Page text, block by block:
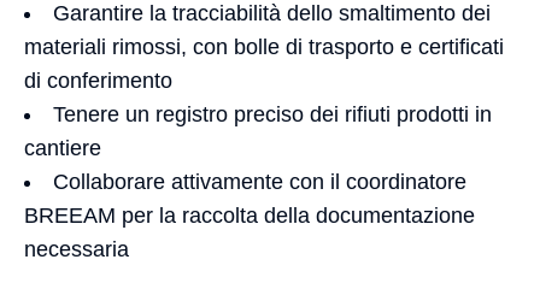
Garantire la tracciabilità dello smaltimento dei
materiali rimossi, con bolle di trasporto e certificati
di conferimento
Tenere un registro preciso dei rifiuti prodotti in
cantiere
Collaborare attivamente con il coordinatore
BREEAM per la raccolta della documentazione
necessaria